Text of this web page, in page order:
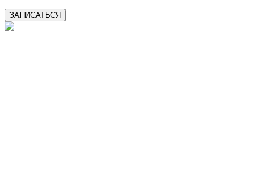
ЗАПИСАТЬСЯ